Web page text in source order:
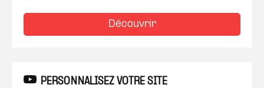
Découvrir
PERSONNALISEZ VOTRE SITE